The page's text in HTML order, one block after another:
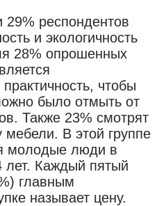
респондентов
и экологичность
28% опрошенных
чтобы
было отмыть от
Также 23% смотрят
мебели. В этой группе
молодые люди в
лет. Каждый пятый
главным
называет цену.